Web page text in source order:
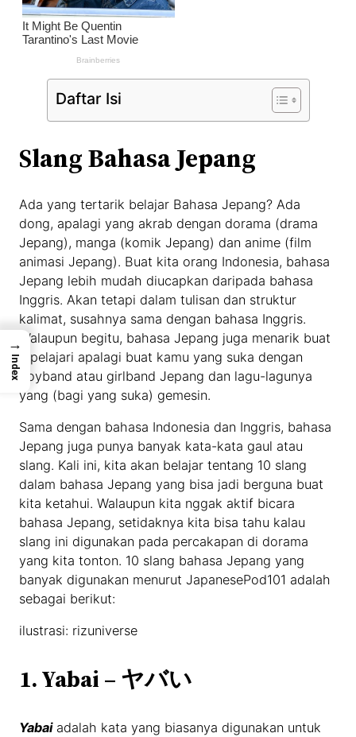
Daftar Isi
Slang Bahasa Jepang
Ada yang tertarik belajar Bahasa Jepang? Ada
dong, apalagi yang akrab dengan dorama (drama
Jepang), manga (komik Jepang) dan anime (film
animasi Jepang). Buat kita orang Indonesia, bahasa
Jepang lebih mudah diucapkan daripada bahasa
Inggris. Akan tetapi dalam tulisan dan struktur
kalimat, susahnya sama dengan bahasa Inggris.
Walaupun begitu, bahasa Jepang juga menarik buat
dipelajari apalagi buat kamu yang suka dengan
boyband atau girlband Jepang dan lagu-lagunya
yang (bagi yang suka) gemesin.
Sama dengan bahasa Indonesia dan Inggris, bahasa
Jepang juga punya banyak kata-kata gaul atau
slang. Kali ini, kita akan belajar tentang 10 slang
dalam bahasa Jepang yang bisa jadi berguna buat
kita ketahui. Walaupun kita nggak aktif bicara
bahasa Jepang, setidaknya kita bisa tahu kalau
slang ini digunakan pada percakapan di dorama
yang kita tonton. 10 slang bahasa Jepang yang
banyak digunakan menurut JapanesePod101 adalah
sebagai berikut:
ilustrasi: rizuniverse
1. Yabai – ヤバい
Yabaiadalah kata yang biasanya digunakan untuk
→
Index